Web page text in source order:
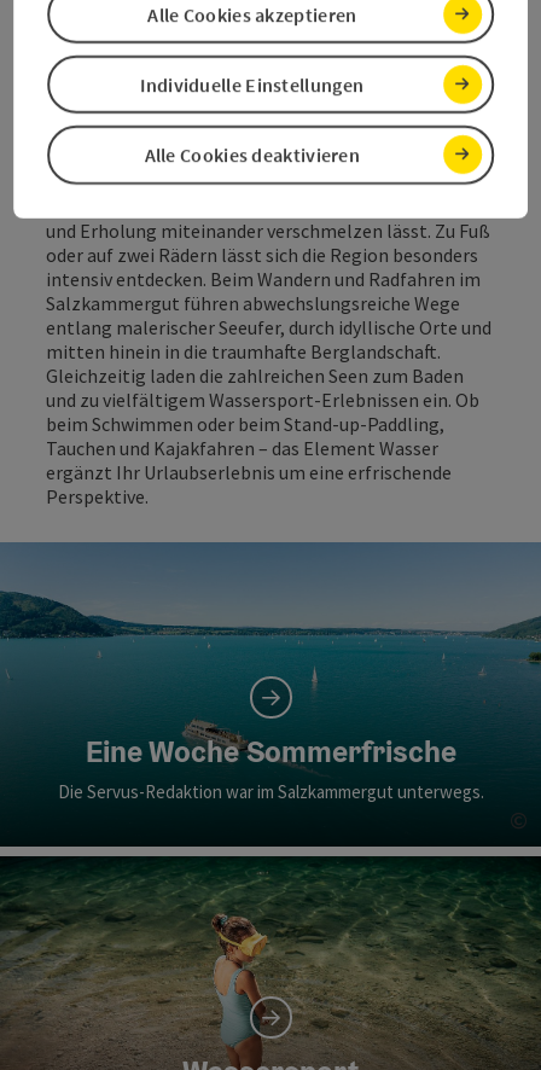
Ein Urlaub im Salzkammergut verbindet Bewegung,
Naturerlebnis und eindrucksvolle Landschaft.
Zwischen aussichtsreichen Bergen und glasklaren
Seen entfaltet sich eine Region, die wie geschaffen ist
für aktive Stunden draußen in der Natur. Sportliche
Aktivitäten gehören hier ebenso zum Programm wie
das Innehalten an besonderen Glücksplätzen. Gut
ausgebaute Wege, panoramareiche Gipfel und
und Erholung miteinander verschmelzen lässt. Zu Fuß
oder auf zwei Rädern lässt sich die Region besonders
intensiv entdecken. Beim Wandern und Radfahren im
Salzkammergut führen abwechslungsreiche Wege
entlang malerischer Seeufer, durch idyllische Orte und
mitten hinein in die traumhafte Berglandschaft.
Gleichzeitig laden die zahlreichen Seen zum Baden
und zu vielfältigem Wassersport-Erlebnissen ein. Ob
beim Schwimmen oder beim Stand-up-Paddling,
Tauchen und Kajakfahren – das Element Wasser
ergänzt Ihr Urlaubserlebnis um eine erfrischende
Perspektive.
Eine Woche Sommerfrische
Die Servus-Redaktion war im Salzkammergut unterwegs.
©
Alle Cookies deaktivieren
Individuelle Einstellungen
Alle Cookies akzeptieren